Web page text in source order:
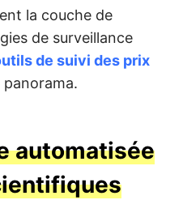
la couche de
de surveillance
de suivi des prix
automatisée